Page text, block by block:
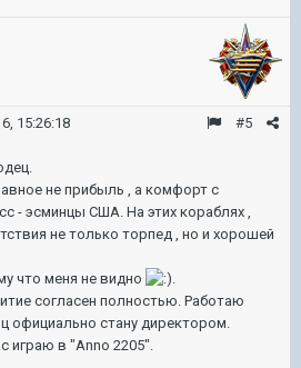
#5
15:26:18
не прибыль , а комфорт с
- эсминцы США. На этих кораблях ,
не только торпед , но и хорошей
что меня не видно
согласен полностью. Работаю
официально стану директором.
играю в "Anno 2205".